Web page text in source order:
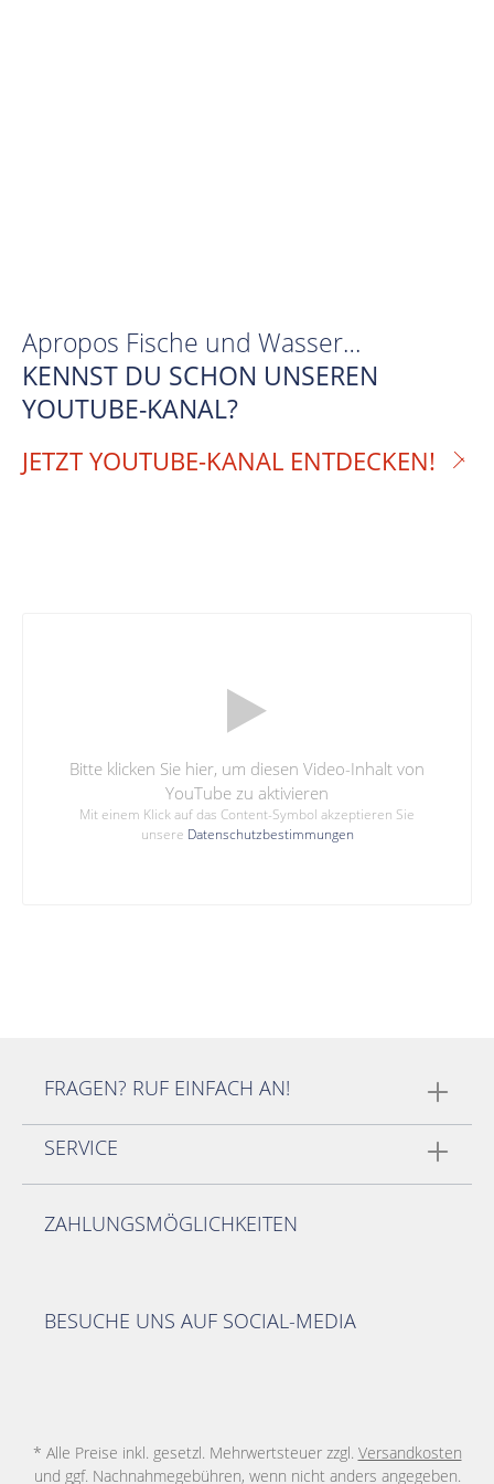
Apropos Fische und Wasser…
KENNST DU SCHON UNSEREN
YOUTUBE-KANAL?
JETZT YOUTUBE-KANAL ENTDECKEN!
Bitte klicken Sie hier, um diesen Video-Inhalt von
YouTube zu aktivieren
Mit einem Klick auf das Content-Symbol akzeptieren Sie
unsere Datenschutzbestimmungen
FRAGEN? RUF EINFACH AN!
SERVICE
ZAHLUNGSMÖGLICHKEITEN
BESUCHE UNS AUF SOCIAL-MEDIA
* Alle Preise inkl. gesetzl. Mehrwertsteuer zzgl. Versandkosten
und ggf. Nachnahmegebühren, wenn nicht anders angegeben.